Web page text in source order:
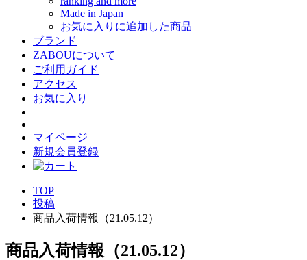
Made in Japan
お気に入りに追加した商品
ブランド
ZABOUについて
ご利用ガイド
アクセス
お気に入り
マイページ
新規会員登録
TOP
投稿
商品入荷情報（21.05.12）
商品入荷情報（21.05.12）